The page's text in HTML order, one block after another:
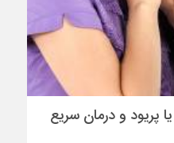
پریود و درمان سریع